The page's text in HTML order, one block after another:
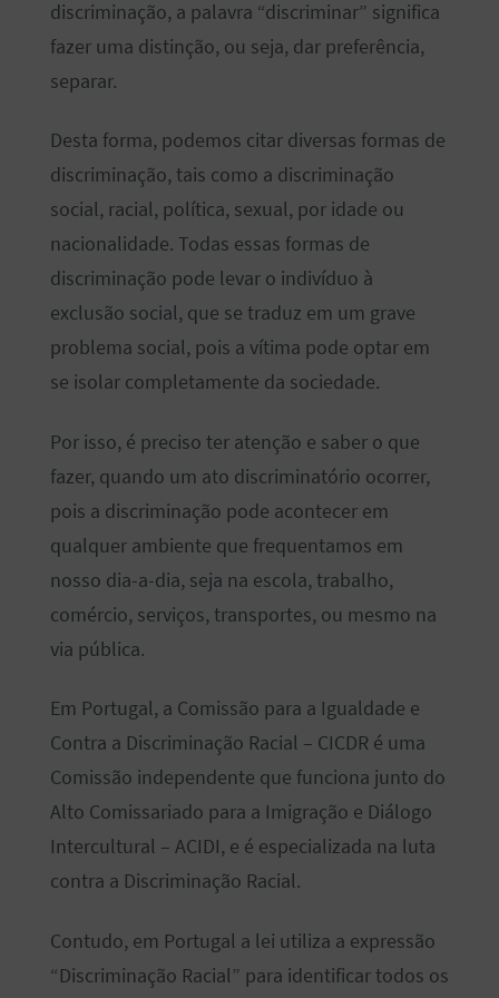
discriminação, a palavra “discriminar” significa
fazer uma distinção, ou seja, dar preferência,
separar.
Desta forma, podemos citar diversas formas de
discriminação, tais como a discriminação
social, racial, política, sexual, por idade ou
nacionalidade. Todas essas formas de
discriminação pode levar o indivíduo à
exclusão social, que se traduz em um grave
problema social, pois a vítima pode optar em
se isolar completamente da sociedade.
Por isso, é preciso ter atenção e saber o que
fazer, quando um ato discriminatório ocorrer,
pois a discriminação pode acontecer em
qualquer ambiente que frequentamos em
nosso dia-a-dia, seja na escola, trabalho,
comércio, serviços, transportes, ou mesmo na
via pública.
Em Portugal, a Comissão para a Igualdade e
Contra a Discriminação Racial – CICDR é uma
Comissão independente que funciona junto do
Alto Comissariado para a Imigração e Diálogo
Intercultural – ACIDI, e é especializada na luta
contra a Discriminação Racial.
Contudo, em Portugal a lei utiliza a expressão
“Discriminação Racial” para identificar todos os